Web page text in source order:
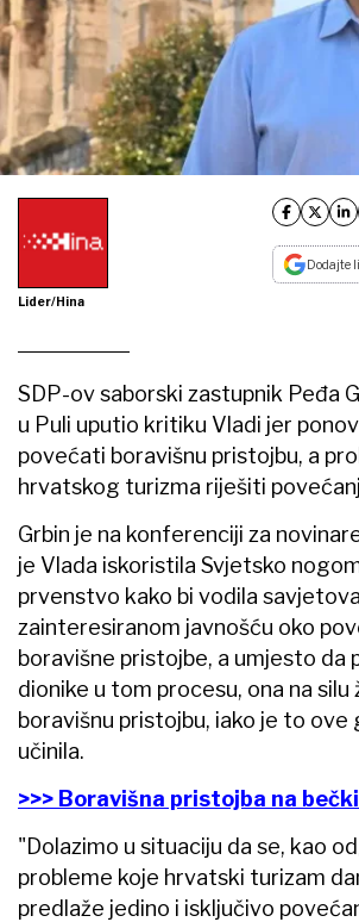
Lider/Hina
Dodajte
SDP-ov saborski zastupnik Peđa
u Puli uputio kritiku Vladi jer
povećati boravišnu pristojbu, a
hrvatskog turizma riješiti
Grbin je na konferenciji za
je Vlada iskoristila Svjetsko
prvenstvo kako bi vodila
zainteresiranom javnošću oko
boravišne pristojbe, a umjesto da
dionike u tom procesu, ona na
boravišnu pristojbu, iako je to ove
učinila.
>>> Boravišna pristojba na
"Dolazimo u situaciju da se, kao
probleme koje hrvatski turizam
predlaže jedino i isključivo